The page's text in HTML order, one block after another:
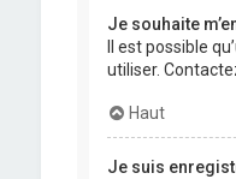
Je souhaite
Il est possible
utiliser.
Haut
Je suis